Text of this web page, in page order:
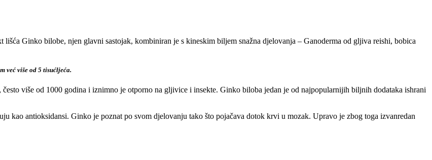
Ginko bilobe, njen glavni sastojak, kombiniran je s kineskim biljem snažna djelovanja – Ganoderma od gljiva reishi, bobica
već više od 5 tisućljeća.
više od 1000 godina i iznimno je otporno na gljivice i insekte. Ginko biloba jedan je od najpopularnijih biljnih dodataka ishrani
kao antioksidansi. Ginko je poznat po svom djelovanju tako što pojačava dotok krvi u mozak. Upravo je zbog toga izvanredan